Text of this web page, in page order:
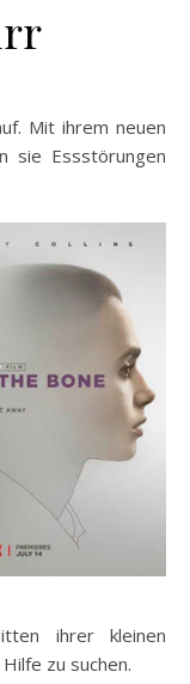
sie Essstörungen
ihrer kleinen
zu suchen.